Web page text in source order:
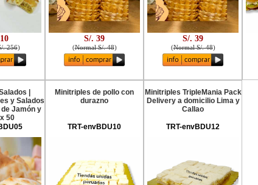
. 256)
S/. 39
(Normal S/. 48)
S/. 39
(Normal S/. 48)
|
y Salados
de Jamón y
50
Minitriples de pollo con
durazno
TRT-envBDU10
Minitriples TripleMania Pack
Delivery a domicilio Lima y
Callao
TRT-envBDU12